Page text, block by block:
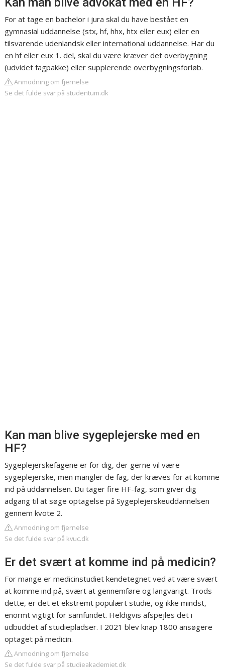
For at tage en bachelor i jura skal du have bestået en
gymnasial uddannelse (stx, hf, hhx, htx eller eux) eller en
tilsvarende udenlandsk eller international uddannelse. Har du
en hf eller eux 1. del, skal du være kræver det overbygning
(udvidet fagpakke) eller supplerende overbygningsforløb.
Anmodning om fjernelse
Se det fulde svar på studentum.dk
Kan man blive sygeplejerske med en
HF?
Sygeplejerskefagene er for dig, der gerne vil være
sygeplejerske, men mangler de fag, der kræves for at komme
ind på uddannelsen. Du tager fire HF-fag, som giver dig
adgang til at søge optagelse på Sygeplejerskeuddannelsen
gennem kvote 2.
Anmodning om fjernelse
Se det fulde svar på kvuc.dk
Er det svært at komme ind på medicin?
For mange er medicinstudiet kendetegnet ved at være svært
at komme ind på, svært at gennemføre og langvarigt. Trods
dette, er det et ekstremt populært studie, og ikke mindst,
enormt vigtigt for samfundet. Heldigvis afspejles det i
udbuddet af studiepladser. I 2021 blev knap 1800 ansøgere
optaget på medicin.
Anmodning om fjernelse
Se det fulde svar på studieakademiet.dk